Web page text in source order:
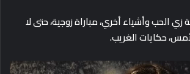
زيالحب وأشياء أخري، مباراة زوجية، حتى لا
حكايات الغريب.